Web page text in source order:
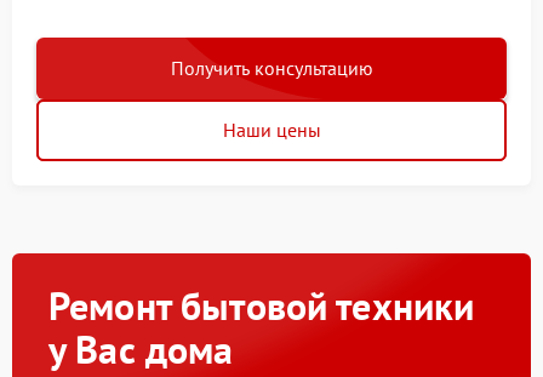
Получить консультацию
Наши цены
Ремонт бытовой техники
у Вас дома